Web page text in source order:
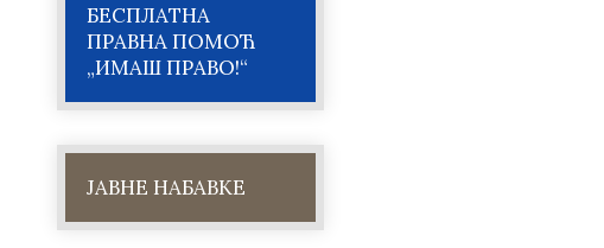
БЕСПЛАТНА
ПРАВНА ПОМОЋ
„ИМАШ ПРАВО!“
ЈАВНЕ НАБАВКЕ